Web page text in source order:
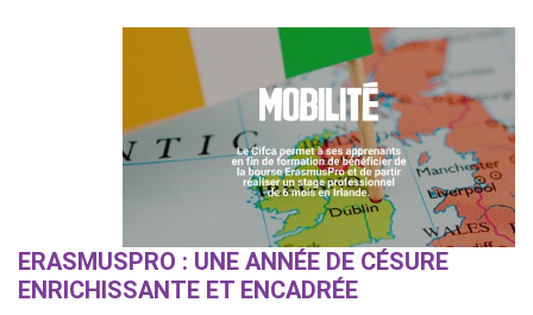
ERASMUSPRO : UNE ANNÉE DE CÉSURE
ENRICHISSANTE ET ENCADRÉE